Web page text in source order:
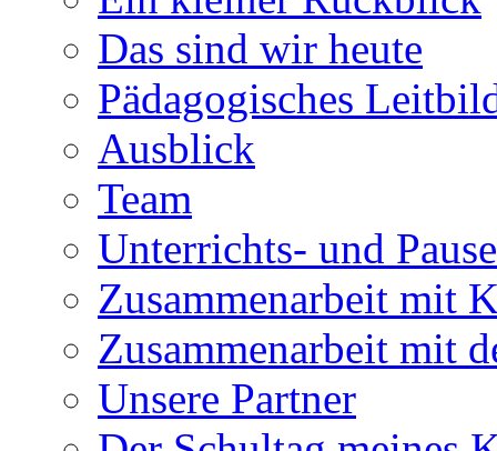
Das sind wir heute
Pädagogisches
Ausblick
Team
Unterrichts- und
Zusammenarbeit mit
Zusammenarbeit mit
Unsere Partner